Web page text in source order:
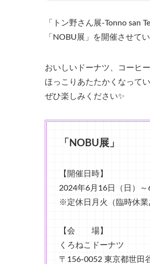
「トン野さん展‐Tonno san
「NOBU展」を開催させて
おいしいドーナツ、コーヒ
ほっこりあたたかくなって
ぜひ楽しみください✨
「NOBU展」
【開催日時】
2024年6月16日（日）
※定休日月火（臨時休業
【会 場】
くろねこドーナツ
〒156-0052 東京都世田